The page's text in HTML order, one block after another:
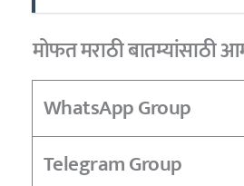
मोफत मराठी बातम्यांसाठी
WhatsApp Group
Telegram Group